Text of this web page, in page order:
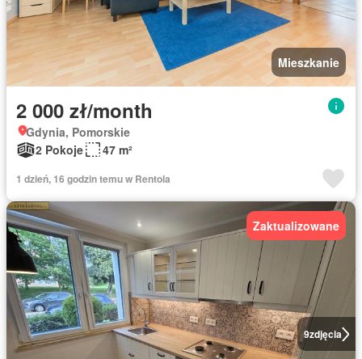
Mieszkanie
2 000 zł/month
Gdynia, Pomorskie
2 Pokoje
47 m²
1 dzień, 16 godzin temu w Rentola
9zdjęcia
Zaktualizowane